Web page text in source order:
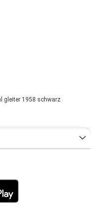
gleiter 1958 schwarz